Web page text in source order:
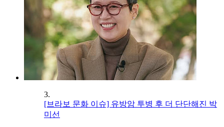
3.
[브라보 문화 이슈] 유방암 투병 후 더 단단해진 박
미선